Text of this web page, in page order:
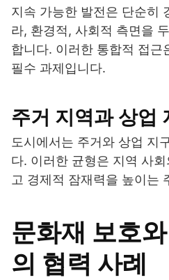
지속 가능한 발전은 단순히
라, 환경적, 사회적 측면을
합니다. 이러한 통합적 접근
필수 과제입니다.
주거 지역과 상업
도시에서는 주거와 상업 지
다. 이러한 균형은 지역 사
고 경제적 잠재력을 높이는
문화재 보호
의 협력 사례